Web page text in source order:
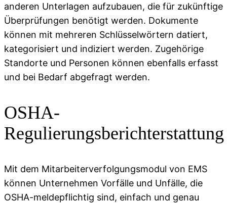
anderen Unterlagen aufzubauen, die für zukünftige
Überprüfungen benötigt werden. Dokumente
können mit mehreren Schlüsselwörtern datiert,
kategorisiert und indiziert werden. Zugehörige
Standorte und Personen können ebenfalls erfasst
und bei Bedarf abgefragt werden.
OSHA-
Regulierungsberichterstattung
Mit dem Mitarbeiterverfolgungsmodul von EMS
können Unternehmen Vorfälle und Unfälle, die
OSHA-meldepflichtig sind, einfach und genau